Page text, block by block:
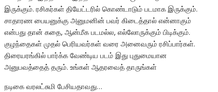
இருக்கும். ரசிகர்கள் தியேட்டரில் கொண்டாடும் படமாக இருக்கும்.
சாதாரண பையனுக்கு அனுமனின் பவர் கிடைத்தால் என்னாகும்
என்பது தான் கதை, ஆன்மீக படமல்ல, எல்லோருக்கும் பிடிக்கும்.
குழந்தைகள் முதல் பெரியவர்கள் வரை அனைவரும் ரசிப்பார்கள்.
திரையரங்கில் பார்க்க வேண்டிய படம் இது புதுமையான
அனுபவத்தைத் தரும். உங்கள் ஆதரவைத் தாருங்கள்
நடிகை வரலட்சுமி பேசியதாவது…